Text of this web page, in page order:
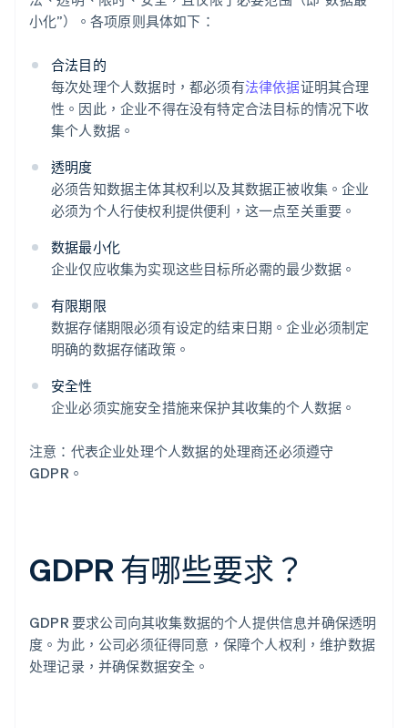
小化”）。各项原则具体如下：
合法目的
每次处理个人数据时，都必须有法律依据证明其合理
性。因此，企业不得在没有特定合法目标的情况下收
集个人数据。
透明度
必须告知数据主体其权利以及其数据正被收集。企业
必须为个人行使权利提供便利，这一点至关重要。
数据最小化
企业仅应收集为实现这些目标所必需的最少数据。
有限期限
数据存储期限必须有设定的结束日期。企业必须制定
明确的数据存储政策。
安全性
企业必须实施安全措施来保护其收集的个人数据。
注意：代表企业处理个人数据的处理商还必须遵守
GDPR。
GDPR 有哪些要求？
GDPR 要求公司向其收集数据的个人提供信息并确保透明
度。为此，公司必须征得同意，保障个人权利，维护数据
处理记录，并确保数据安全。